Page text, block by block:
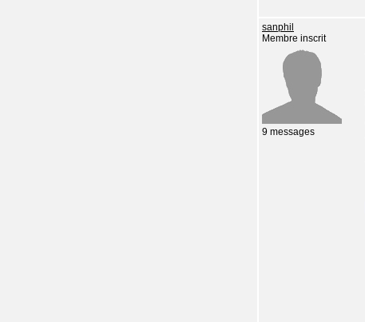
sanphil
Membre inscrit
9 messages